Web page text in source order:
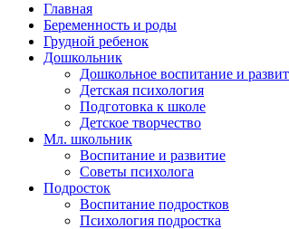
Главная
Беременность и роды
Грудной ребенок
Дошкольник
Дошкольное воспитание и
Детская психология
Подготовка к школе
Детское творчество
Мл. школьник
Воспитание и развитие
Советы психолога
Подросток
Воспитание подростков
Психология подростка